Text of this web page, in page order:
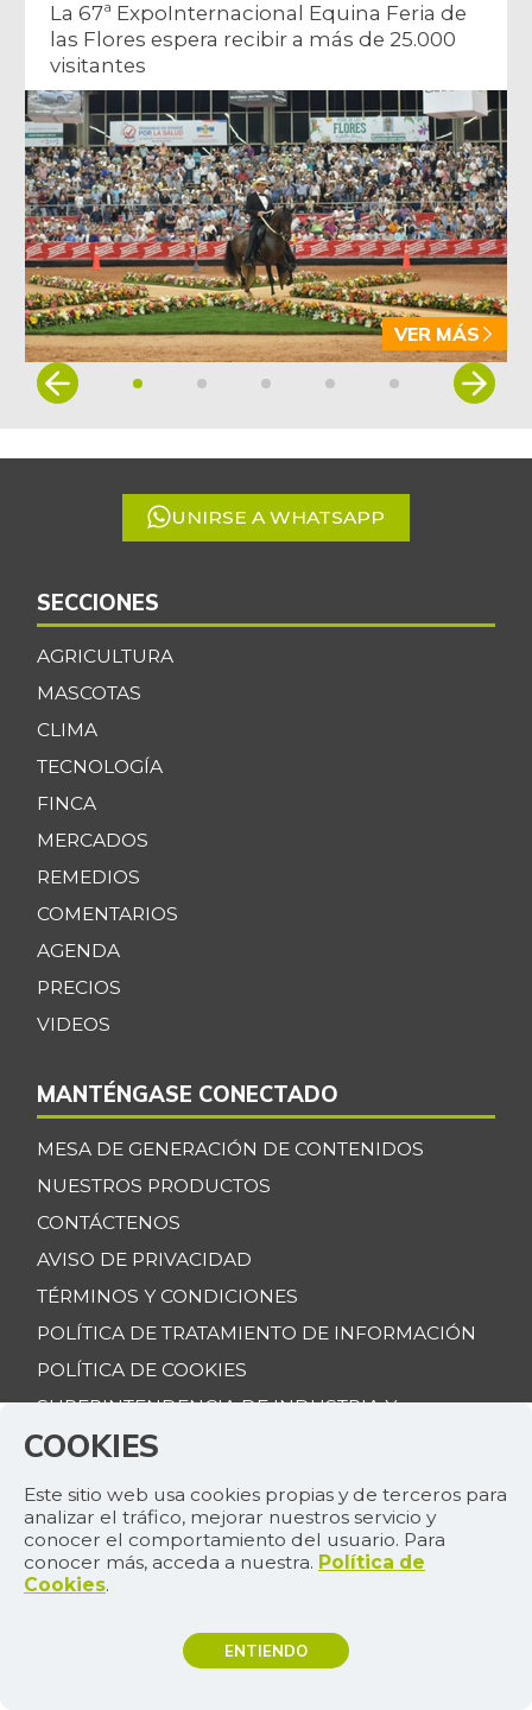
La 67ª ExpoInternacional Equina Feria de
las Flores espera recibir a más de 25.000
visitantes
VER MÁS
Item
5
UNIRSE A WHATSAPP
SECCIONES
AGRICULTURA
MASCOTAS
CLIMA
TECNOLOGÍA
FINCA
MERCADOS
REMEDIOS
COMENTARIOS
AGENDA
PRECIOS
VIDEOS
MANTÉNGASE CONECTADO
MESA DE GENERACIÓN DE CONTENIDOS
NUESTROS PRODUCTOS
CONTÁCTENOS
AVISO DE PRIVACIDAD
TÉRMINOS Y CONDICIONES
POLÍTICA DE TRATAMIENTO DE INFORMACIÓN
POLÍTICA DE COOKIES
SUPERINTENDENCIA DE INDUSTRIA Y
OTROS PORTALES
LAREPUBLICA.CO
ASUNTOSLEGALES.COM.CO
CANALRCN.COM
COOKIES
Este sitio web usa cookies propias y de terceros para
analizar el tráfico, mejorar nuestros servicio y
conocer el comportamiento del usuario. Para
conocer más, acceda a nuestra. Política de
Cookies.
ENTIENDO